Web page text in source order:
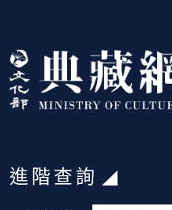
:::
:::
進階查詢